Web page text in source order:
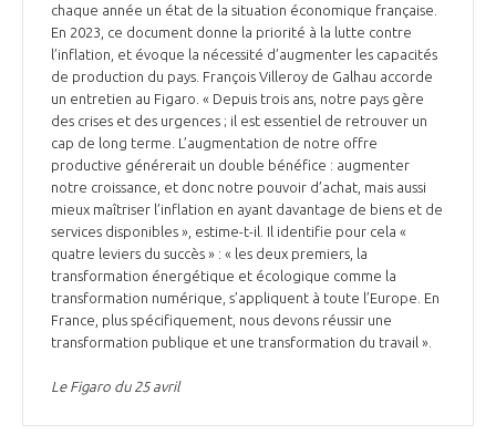
chaque année un état de la situation économique française.
En 2023, ce document donne la priorité à la lutte contre
l’inflation, et évoque la nécessité d’augmenter les capacités
de production du pays. François Villeroy de Galhau accorde
un entretien au Figaro. « Depuis trois ans, notre pays gère
des crises et des urgences ; il est essentiel de retrouver un
cap de long terme. L’augmentation de notre offre
productive générerait un double bénéfice : augmenter
notre croissance, et donc notre pouvoir d’achat, mais aussi
mieux maîtriser l’inflation en ayant davantage de biens et de
services disponibles », estime-t-il. Il identifie pour cela «
quatre leviers du succès » : « les deux premiers, la
transformation énergétique et écologique comme la
transformation numérique, s’appliquent à toute l’Europe. En
France, plus spécifiquement, nous devons réussir une
transformation publique et une transformation du travail ».
Le Figaro du 25 avril